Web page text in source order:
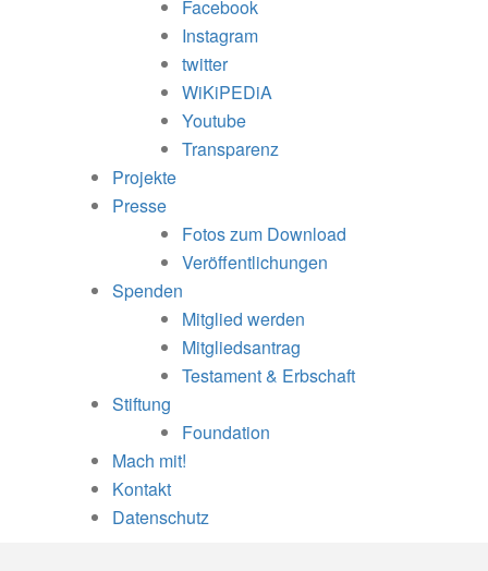
Facebook
Instagram
twitter
WiKiPEDiA
Youtube
Transparenz
Projekte
Presse
Fotos zum Download
Veröffentlichungen
Spenden
Mitglied werden
Mitgliedsantrag
Testament & Erbschaft
Stiftung
Foundation
Mach mit!
Kontakt
Datenschutz